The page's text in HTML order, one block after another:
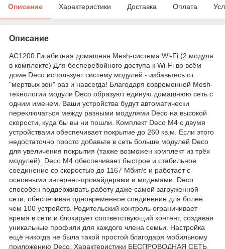
Описание Характеристики Доставка Оплата
Описание
AC1200 Гигабитная домашняя Mesh-система Wi-Fi (2 модуля
в комплекте) Для бесперебойного доступа к Wi-Fi во всём
доме Deco использует систему модулей - избавьтесь от
"мертвых зон" раз и навсегда! Благодаря современной Mesh-
технологии модули Deco образуют единую домашнюю сеть с
одним именем. Ваши устройства будут автоматически
переключаться между разными модулями Deco на высокой
скорости, куда бы вы ни пошли. Комплект Deco M4 с двумя
устройствами обеспечивает покрытие до 260 кв.м. Если этого
недостаточно просто добавьте в сеть больше модулей Deco
для увеличения покрытия (также возможен комплект из трёх
модулей). Deco M4 обеспечивает быстрое и стабильное
соединение со скоростью до 1167 Мбит/с и работает с
основными интернет-провайдерами и модемами. Deco
способен поддерживать работу даже самой загруженной
сети, обеспечивая одновременное соединение для более
чем 100 устройств. Родительский контроль ограничивает
время в сети и блокирует соответствующий контент, создавая
уникальные профили для каждого члена семьи. Настройка
ещё никогда не была такой простой благодаря мобильному
приложению Deco. Характеристики БЕСПРОВОДНАЯ СЕТЬ